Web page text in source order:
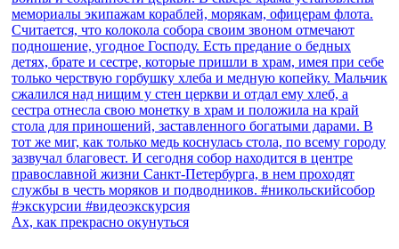
Ах, как прекрасно окунуться